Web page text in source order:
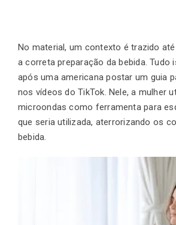
No material, um contexto é trazido
a correta preparação da bebida. Tudo
após uma americana postar um guia
nos vídeos do TikTok. Nele, a mulher
microondas como ferramenta para
que seria utilizada, aterrorizando os
bebida.